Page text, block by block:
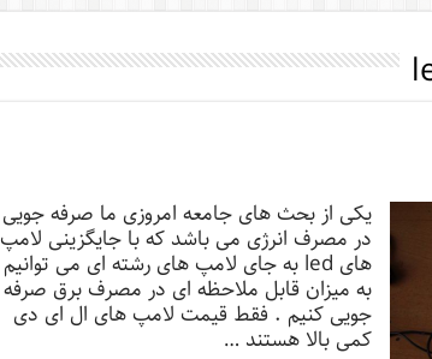
یکی از بحث های جامعه امروزی ما صرفه جویی
در مصرف انرژی می باشد که با جایگزینی لامپ
های led به جای لامپ های رشته ای می توانیم
به میزان قابل ملاحظه ای در مصرف برق صرفه
جویی کنیم . فقط قیمت لامپ های ال ای دی
کمی بالا هستند …